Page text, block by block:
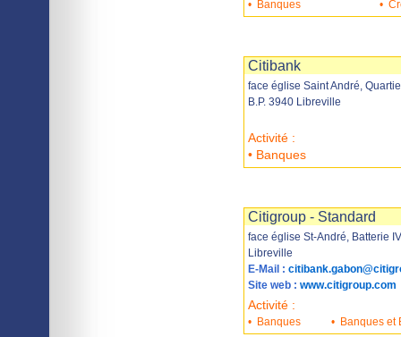
• Banques •
Citibank
face église Saint André,
B.P. 3940 Libreville
Activité :
• Banques
Citigroup - Standard
face église St-André, Batterie
Libreville
E-Mail :
Site web : www.citigroup.com
Activité :
• Banques • Banques et